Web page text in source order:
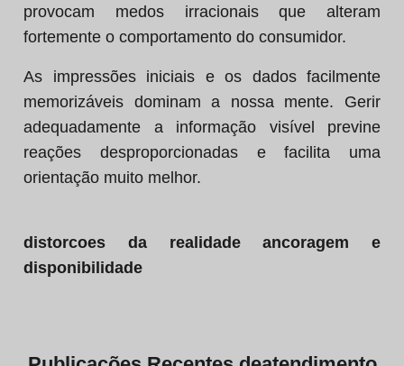
provocam medos irracionais que alteram
fortemente o comportamento do consumidor.
As impressões iniciais e os dados facilmente
memorizáveis dominam a nossa mente. Gerir
adequadamente a informação visível previne
reações desproporcionadas e facilita uma
orientação muito melhor.
distorcoes da realidade ancoragem e
disponibilidade